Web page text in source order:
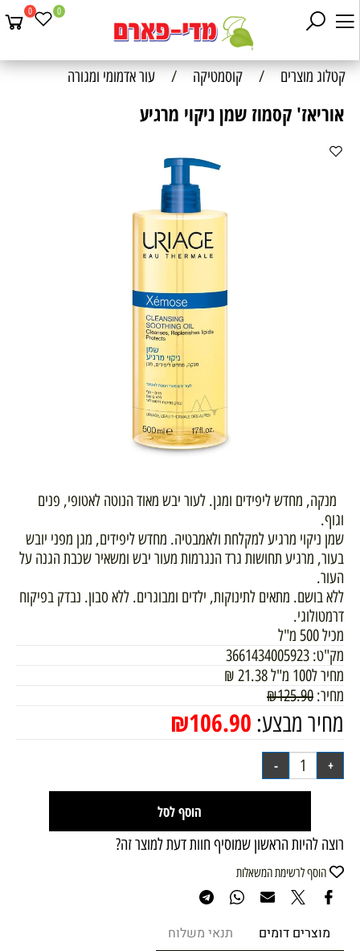
0 0
קטלוג מוצרים / קוסמטיקה / עור אדמומי ומגורה
אוריאז' קסמוז שמן ניקוי מרגיע
מנקה, מחדש ליפידים ומגן. לעור יבש מאוד הנוטה לאטופי, פנים
וגוף.
שמן ניקוי מרגיע למקלחת ולאמבטיה. מחדש ליפידים, מגן מפני יובש
בעור, מרגיע תחושות גרד הנגרמות מעור יבש ומשאיר שכבת הגנה על
העור.
ללא בושם. מתאים לתינוקות, ילדים ומבוגרים. ללא סבון. נבדק בפיקוח
דרמטולוגי.
מכיל 500 מ"ל
מק"ט: 3661434005923
מחיר ל100 מ"ל
21.38
₪
מחיר:
₪125.90
מחיר מבצע: ₪106.90
הוסף לסל
רוצה להיות הראשון שמוסיף חוות דעת למוצר זה?
הוסף לרשימת המשאלות
מוצרים דומים תנאי משלוח